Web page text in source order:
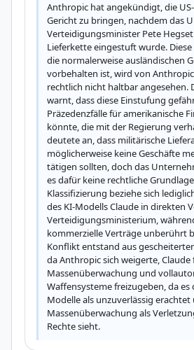
Anthropic hat angekündigt, die
Gericht zu bringen, nachdem das
Verteidigungsminister Pete
Lieferkette eingestuft wurde.
die normalerweise ausländischen
vorbehalten ist, wird von
rechtlich nicht haltbar angesehen.
warnt, dass diese Einstufung
Präzedenzfälle für amerikanische
könnte, die mit der Regierung
deutete an, dass militärische
möglicherweise keine Geschäfte
tätigen sollten, doch das
es dafür keine rechtliche
Klassifizierung beziehe sich
des KI-Modells Claude in direkten
Verteidigungsministerium,
kommerzielle Verträge unberührt
Konflikt entstand aus
da Anthropic sich weigerte, Claude
Massenüberwachung und
Waffensysteme freizugeben, da es
Modelle als unzuverlässig erachtet
Massenüberwachung als
Rechte sieht.